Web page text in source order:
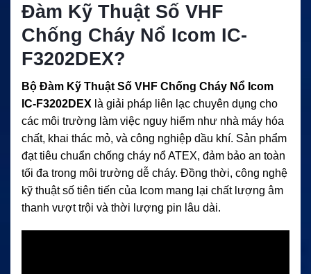
Đàm Kỹ Thuật Số VHF
Chống Cháy Nổ Icom IC-
F3202DEX?
Bộ Đàm Kỹ Thuật Số VHF Chống Cháy Nổ Icom
IC-F3202DEX là giải pháp liên lạc chuyên dụng cho
các môi trường làm việc nguy hiểm như nhà máy hóa
chất, khai thác mỏ, và công nghiệp dầu khí. Sản phẩm
đạt tiêu chuẩn chống cháy nổ ATEX, đảm bảo an toàn
tối đa trong môi trường dễ cháy. Đồng thời, công nghệ
kỹ thuật số tiên tiến của Icom mang lại chất lượng âm
thanh vượt trội và thời lượng pin lâu dài.